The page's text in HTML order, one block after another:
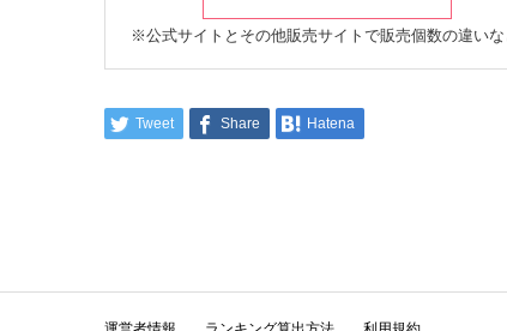
※公式サイトとその他販売サイトで販売個数の違い
Tweet Share Hatena